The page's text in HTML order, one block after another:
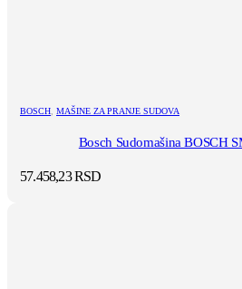
BOSCH MAŠINE ZA PRANJE SUDOVA
Bosch Sudomašina BOSCH
57.458,23RSD